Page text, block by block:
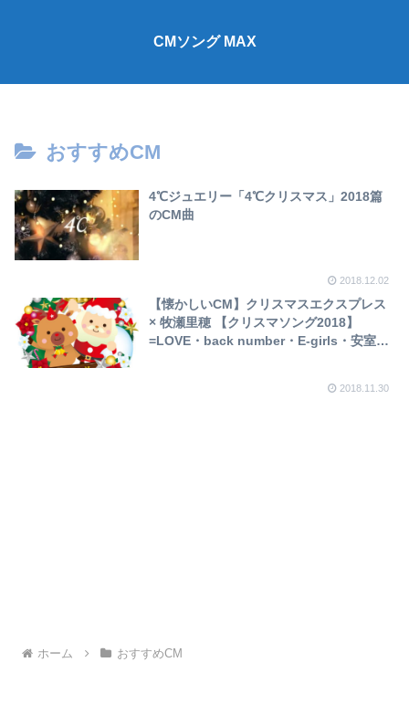
CMソング MAX
おすすめCM
4℃ジュエリー「4℃クリスマス」2018篇
のCM曲
2018.12.02
【懐かしいCM】クリスマスエクスプレス
× 牧瀬里穂 【クリスマソング2018】
=LOVE・back number・E-girls・安室奈
2018.11.30
ホーム おすすめCM